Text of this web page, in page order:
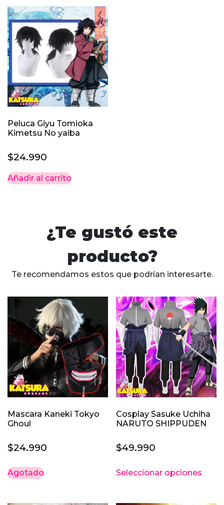
Peluca Giyu Tomioka
Kimetsu No yaiba
$24.990
Añadir al carrito
¿Te gustó este
producto?
Te recomendamos estos que podrían interesarte.
Mascara Kaneki Tokyo
Ghoul
$24.990
Agotado
Cosplay Sasuke Uchiha
NARUTO SHIPPUDEN
$49.990
Seleccionar opciones